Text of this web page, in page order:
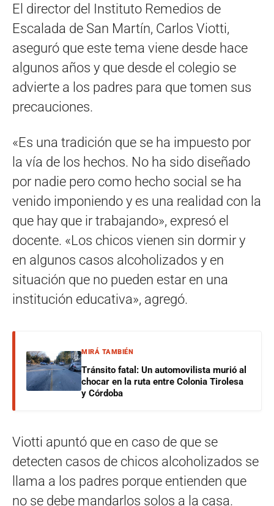
El director del Instituto Remedios de
Escalada de San Martín, Carlos Viotti,
aseguró que este tema viene desde hace
algunos años y que desde el colegio se
advierte a los padres para que tomen sus
precauciones.
«Es una tradición que se ha impuesto por
la vía de los hechos. No ha sido diseñado
por nadie pero como hecho social se ha
venido imponiendo y es una realidad con la
que hay que ir trabajando», expresó el
docente. «Los chicos vienen sin dormir y
en algunos casos alcoholizados y en
situación que no pueden estar en una
institución educativa», agregó.
MIRÁ TAMBIÉN
Tránsito fatal: Un automovilista murió al
chocar en la ruta entre Colonia Tirolesa
y Córdoba
Viotti apuntó que en caso de que se
detecten casos de chicos alcoholizados se
llama a los padres porque entienden que
no se debe mandarlos solos a la casa.